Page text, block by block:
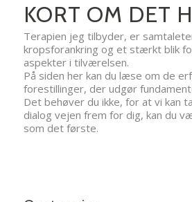
KORT OM DET
Terapien jeg tilbyder, er
kropsforankring og et stærkt blik
aspekter i tilværelsen.
På siden her kan du læse om de
forestillinger, der udgør
Det behøver du ikke, for at vi kan
dialog vejen frem for dig, kan du
som det første.